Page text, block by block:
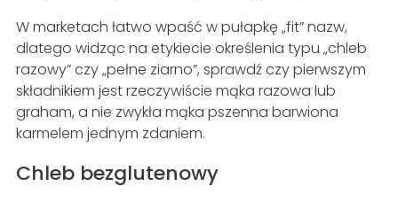
W marketach łatwo wpaść w pułapkę „fit” nazw,
dlatego widząc na etykiecie określenia typu „chleb
razowy” czy „pełne ziarno”, sprawdź czy pierwszym
składnikiem jest rzeczywiście mąka razowa lub
graham, a nie zwykła mąka pszenna barwiona
karmelem jednym zdaniem.
Chleb bezglutenowy